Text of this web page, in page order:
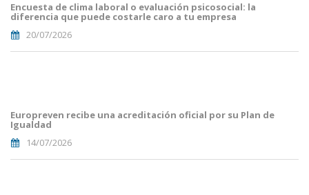
(56).png
Encuesta de clima laboral o evaluación psicosocial: la
diferencia que puede costarle caro a tu empresa
20/07/2026
(50).png
Europreven recibe una acreditación oficial por su Plan de
Igualdad
14/07/2026